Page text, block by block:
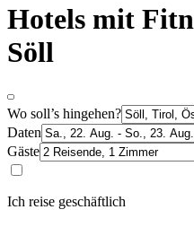
Hotels mit
Söll
Wo soll’s hingehen?
Daten
Gäste
Ich reise geschäftlich